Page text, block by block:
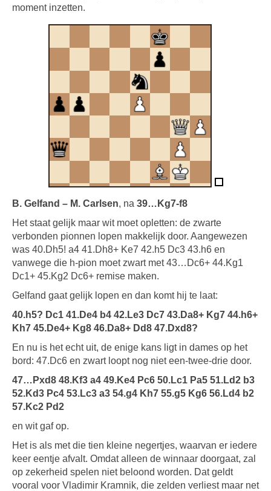
moment inzetten.
B. Gelfand – M. Carlsen, na 39…Kg7-f8
Het staat gelijk maar wit moet opletten: de zwarte
verbonden pionnen lopen makkelijk door. Aangewezen
was 40.Dh5! a4 41.Dh8+ Ke7 42.h5 Dc3 43.h6 en
vanwege die h-pion moet zwart met 43…Dc6+ 44.Kg1
Dc1+ 45.Kg2 Dc6+ remise maken.
Gelfand gaat gelijk lopen en dan komt hij te laat:
40.h5? Dc1 41.De4 b4 42.Le3 Dc7 43.Da8+ Kg7 44.h6+
Kh7 45.De4+ Kg8 46.Da8+ Dd8 47.Dxd8?
En nu is het echt uit, de enige kans ligt in dames op het
bord: 47.Dc6 en zwart loopt nog niet een-twee-drie door.
47…Pxd8 48.Kf3 a4 49.Ke4 Pc6 50.Lc1 Pa5 51.Ld2 b3
52.Kd3 Pc4 53.Lc3 a3 54.g4 Kh7 55.g5 Kg6 56.Ld4 b2
57.Kc2 Pd2
en wit gaf op.
Het is als met die tien kleine negertjes, waarvan er iedere
keer eentje afvalt. Omdat alleen de winnaar doorgaat, zal
op zekerheid spelen niet beloond worden. Dat geldt
vooral voor Vladimir Kramnik, die zelden verliest maar net